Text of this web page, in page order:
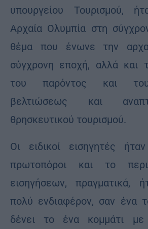
υπουργείου Τουρισμού,
Αρχαία Ολυμπία στη
θέμα που ένωνε την
σύγχρονη εποχή, αλλά και
του παρόντος και του
βελτιώσεως και
θρησκευτικού τουρισμού.
Οι ειδικοί εισηγητές
πρωτοπόροι και το
εισηγήσεων, πραγματικά,
πολύ ενδιαφέρον, σαν ένα
δένει το ένα κομμάτι